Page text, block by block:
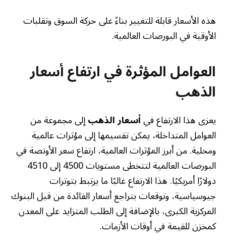
هذه الأسعار قابلة للتغيير بناءً على حركة السوق وتقلبات
الأوقية في البورصات العالمية.
العوامل المؤثرة في ارتفاع أسعار
الذهب
يعزى هذا الارتفاع فيأسعار الذهبإلى مجموعة من
العوامل المتداخلة، يمكن تقسيمها إلى مؤثرات عالمية
ومحلية. من أبرز المؤثرات العالمية، ارتفاع سعر الأونصة في
البورصات العالمية لتتخطى مستويات 4500 إلى 4510
دولارًا أمريكيًا. هذا الارتفاع غالبًا ما يرتبط بتوترات
جيوسياسية، وتوقعات بتراجع أسعار الفائدة من قبل البنوك
المركزية الكبرى، بالإضافة إلى الطلب المتزايد على المعدن
كمخزن للقيمة في أوقات الأزمات.